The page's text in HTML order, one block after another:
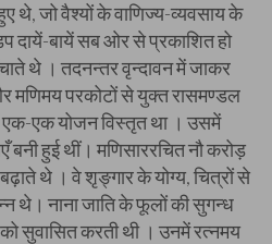
थे, जो वैश्यों के वाणिज्य-व्यवसाय के
दायें-बायें सब ओर से प्रकाशित हो
थे । तदनन्तर वृन्दावन में जाकर
मणिमय परकोटों से युक्त रासमण्डल
एक-एक योजन विस्तृत था । उसमें
बनी हुई थीं। मणिसाररचित नौ करोड़
थे । वे शृङ्गार के योग्य, चित्रों से
थे। नाना जाति के फूलों की सुगन्ध
सुवासित करती थी । उनमें रत्नमय